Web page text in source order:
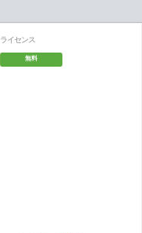
ライセンス
無料